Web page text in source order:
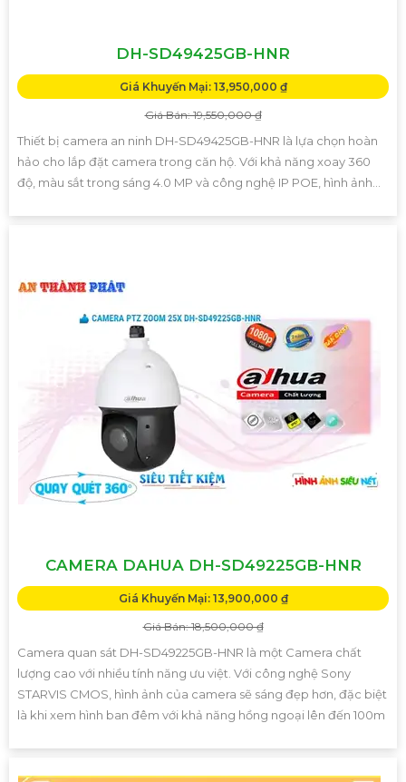
DH-SD49425GB-HNR
Giá Khuyến Mại: 13,950,000 ₫
Giá Bán: 19,550,000 ₫
Thiết bị camera an ninh DH-SD49425GB-HNR là lựa chọn hoàn
hảo cho lắp đặt camera trong căn hộ. Với khả năng xoay 360
độ, màu sắt trong sáng 4.0 MP và công nghệ IP POE, hình ảnh...
CAMERA DAHUA DH-SD49225GB-HNR
Giá Khuyến Mại: 13,900,000 ₫
Giá Bán: 18,500,000 ₫
Camera quan sát DH-SD49225GB-HNR là một Camera chất
lượng cao với nhiều tính năng ưu việt. Với công nghệ Sony
STARVIS CMOS, hình ảnh của camera sẽ sáng đẹp hơn, đặc biệt
là khi xem hình ban đêm với khả năng hồng ngoại lên đến 100m